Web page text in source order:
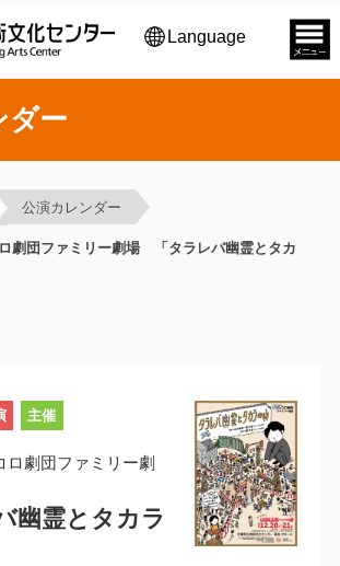
Language
ダー
公演カレンダー
劇団ファミリー劇場 「タラレバ幽霊とタカ
主催
ロ劇団ファミリー劇
幽霊とタカラ